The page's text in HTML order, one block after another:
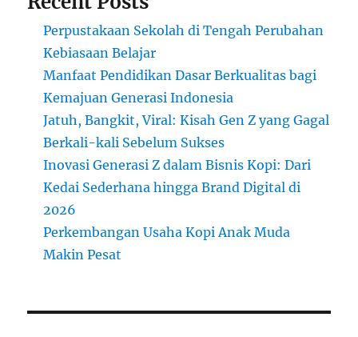
Perpustakaan Sekolah di Tengah Perubahan
Kebiasaan Belajar
Manfaat Pendidikan Dasar Berkualitas bagi
Kemajuan Generasi Indonesia
Jatuh, Bangkit, Viral: Kisah Gen Z yang Gagal
Berkali-kali Sebelum Sukses
Inovasi Generasi Z dalam Bisnis Kopi: Dari
Kedai Sederhana hingga Brand Digital di
2026
Perkembangan Usaha Kopi Anak Muda
Makin Pesat